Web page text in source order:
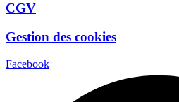
CGV
Gestion des cookies
Facebook